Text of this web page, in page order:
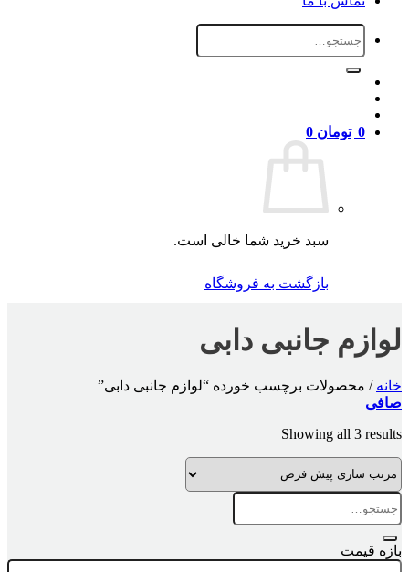
جستجو
برای:
0 تومان 0
سبد خرید شما خالی است.
بازگشت به فروشگاه
لوازم جانبی دابی
خانه / محصولات برچسب خورده “لوازم جانبی دابی”
صافی
Showing all 3 results
جستجو
برای:
بازه قیمت